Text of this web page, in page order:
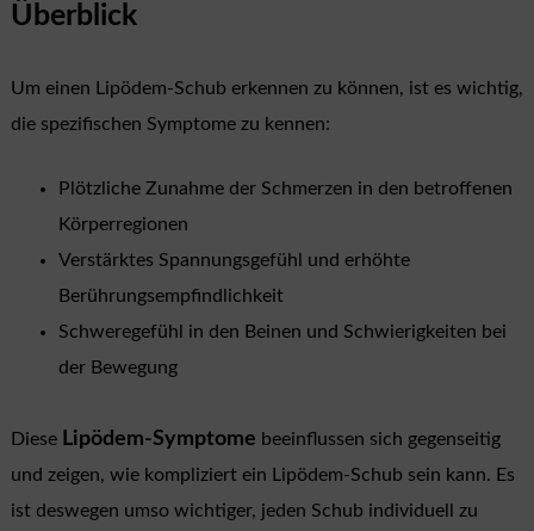
Überblick
Um einen Lipödem-Schub erkennen zu können, ist es wichtig,
die spezifischen Symptome zu kennen:
Plötzliche Zunahme der Schmerzen in den betroffenen
Körperregionen
Verstärktes Spannungsgefühl und erhöhte
Berührungsempfindlichkeit
Schweregefühl in den Beinen und Schwierigkeiten bei
der Bewegung
Diese Lipödem-Symptome beeinflussen sich gegenseitig
und zeigen, wie kompliziert ein Lipödem-Schub sein kann. Es
ist deswegen umso wichtiger, jeden Schub individuell zu